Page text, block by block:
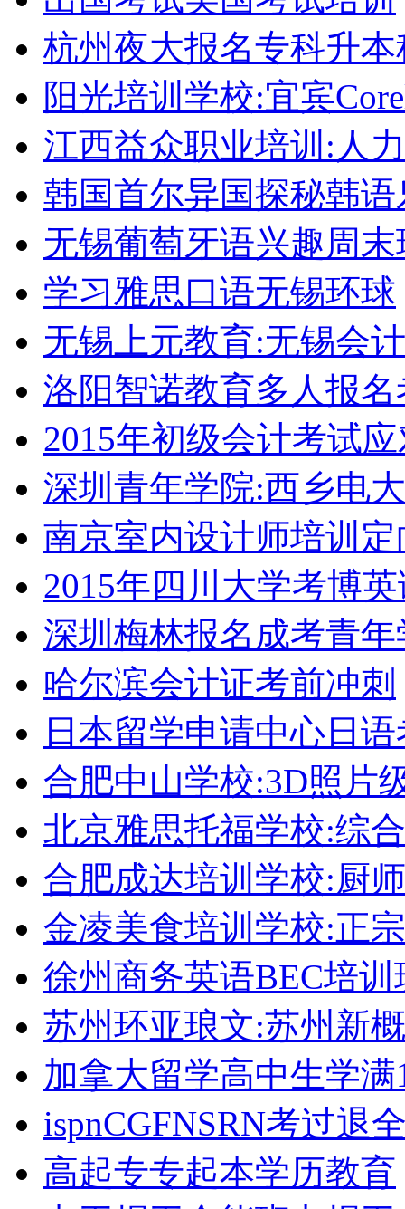
杭州夜大报名专科升
阳光培训学校:宜宾
江西益众职业培训:人
韩国首尔异国探秘韩
无锡葡萄牙语兴趣周末
学习雅思口语无锡环球
无锡上元教育:无锡会
洛阳智诺教育多人报
2015年初级会计考试
深圳青年学院:西乡电
南京室内设计师培训定
2015年四川大学考博
深圳梅林报名成考青年
哈尔滨会计证考前冲刺
日本留学申请中心日
合肥中山学校:3D照片
北京雅思托福学校:综
合肥成达培训学校:厨
金凌美食培训学校:正
徐州商务英语BEC培训
苏州环亚琅文:苏州新
加拿大留学高中生学满
ispnCGFNSRN考过退
高起专专起本学历教育